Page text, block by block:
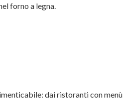
forno a legna.
dai ristoranti con menù